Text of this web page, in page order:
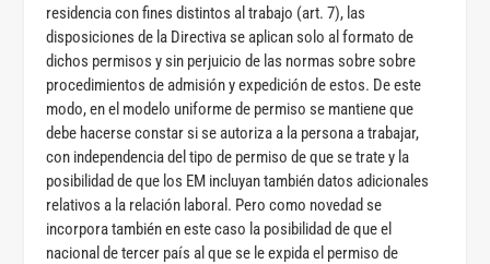
residencia con fines distintos al trabajo (art. 7), las
disposiciones de la Directiva se aplican solo al formato de
dichos permisos y sin perjuicio de las normas sobre sobre
procedimientos de admisión y expedición de estos. De este
modo, en el modelo uniforme de permiso se mantiene que
debe hacerse constar si se autoriza a la persona a trabajar,
con independencia del tipo de permiso de que se trate y la
posibilidad de que los EM incluyan también datos adicionales
relativos a la relación laboral. Pero como novedad se
incorpora también en este caso la posibilidad de que el
nacional de tercer país al que se le expida el permiso de